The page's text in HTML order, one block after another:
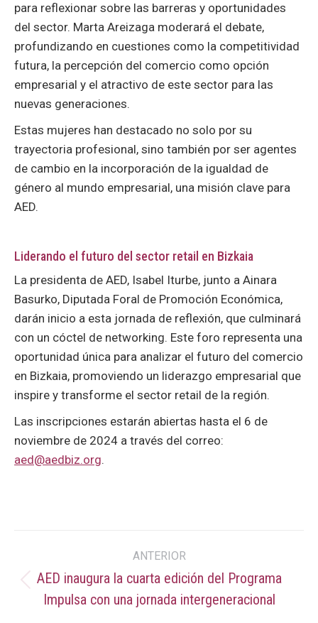
para reflexionar sobre las barreras y oportunidades
del sector. Marta Areizaga moderará el debate,
profundizando en cuestiones como la competitividad
futura, la percepción del comercio como opción
empresarial y el atractivo de este sector para las
nuevas generaciones.
Estas mujeres han destacado no solo por su
trayectoria profesional, sino también por ser agentes
de cambio en la incorporación de la igualdad de
género al mundo empresarial, una misión clave para
AED.
Liderando el futuro del sector retail en Bizkaia
La presidenta de AED, Isabel Iturbe, junto a Ainara
Basurko, Diputada Foral de Promoción Económica,
darán inicio a esta jornada de reflexión, que culminará
con un cóctel de networking. Este foro representa una
oportunidad única para analizar el futuro del comercio
en Bizkaia, promoviendo un liderazgo empresarial que
inspire y transforme el sector retail de la región.
Las inscripciones estarán abiertas hasta el 6 de
noviembre de 2024 a través del correo:
aed@aedbiz.org.
entre
publicaciones
ANTERIOR
anterior:
AED inaugura la cuarta edición del Programa
Impulsa con una jornada intergeneracional